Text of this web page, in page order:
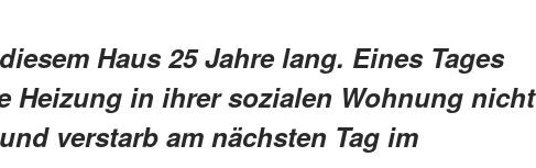
Haus 25 Jahre lang. Eines Tages
Heizung in ihrer sozialen Wohnung nicht
verstarb am nächsten Tag im